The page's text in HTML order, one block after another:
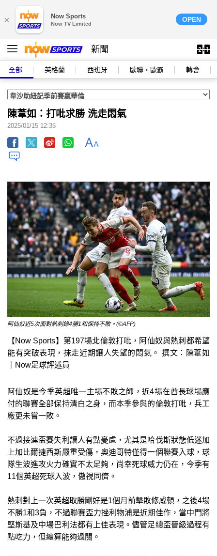
× Now Sports
Now TV Limited
OPEN
新聞
全部 英格蘭 西班牙 歐聯‧歐霸 轉會
陳葦如：打吡求勝 洗走悶氣
2025/01/15 12:35
阿仙奴近5次面對熱刺錄4勝1和保持不敗。(©AFP)
【Now Sports】第197場北倫敦打吡，阿仙奴與熱刺都希望
能有突破表現，抹走近期讓人失望的悶氣。 撰文：陳葦如
｜Now足球評述員
阿仙奴是今季英超唯一主場不敗之師，近4場在酋長球場應
付的聯賽全部保持清白之身，而本季參與的倫敦打吡，兵工
廠更未嘗一敗。
不過接連盃賽失利讓人有點憂慮，尤其是哈伐斯狀態低迷加
上加比爾捷西斯嚴重受傷，奧迪哥特僅得一個聯賽入球，球
隊生波進攻火力確實不太足夠，尚幸死球威力仍在，今季有
11個英超死球入波，傲視同儕。
熱刺對上一次英超取勝剛好是1個月前擊敗修咸頓，之後4場
不勝1和3負，不過聯賽盃力挫利物浦是近期佳作，當中門將
堅斯基及中場巴利法都有上佳表現。儘管足總盃晉級過程有
點吃力，但總算能夠過關。